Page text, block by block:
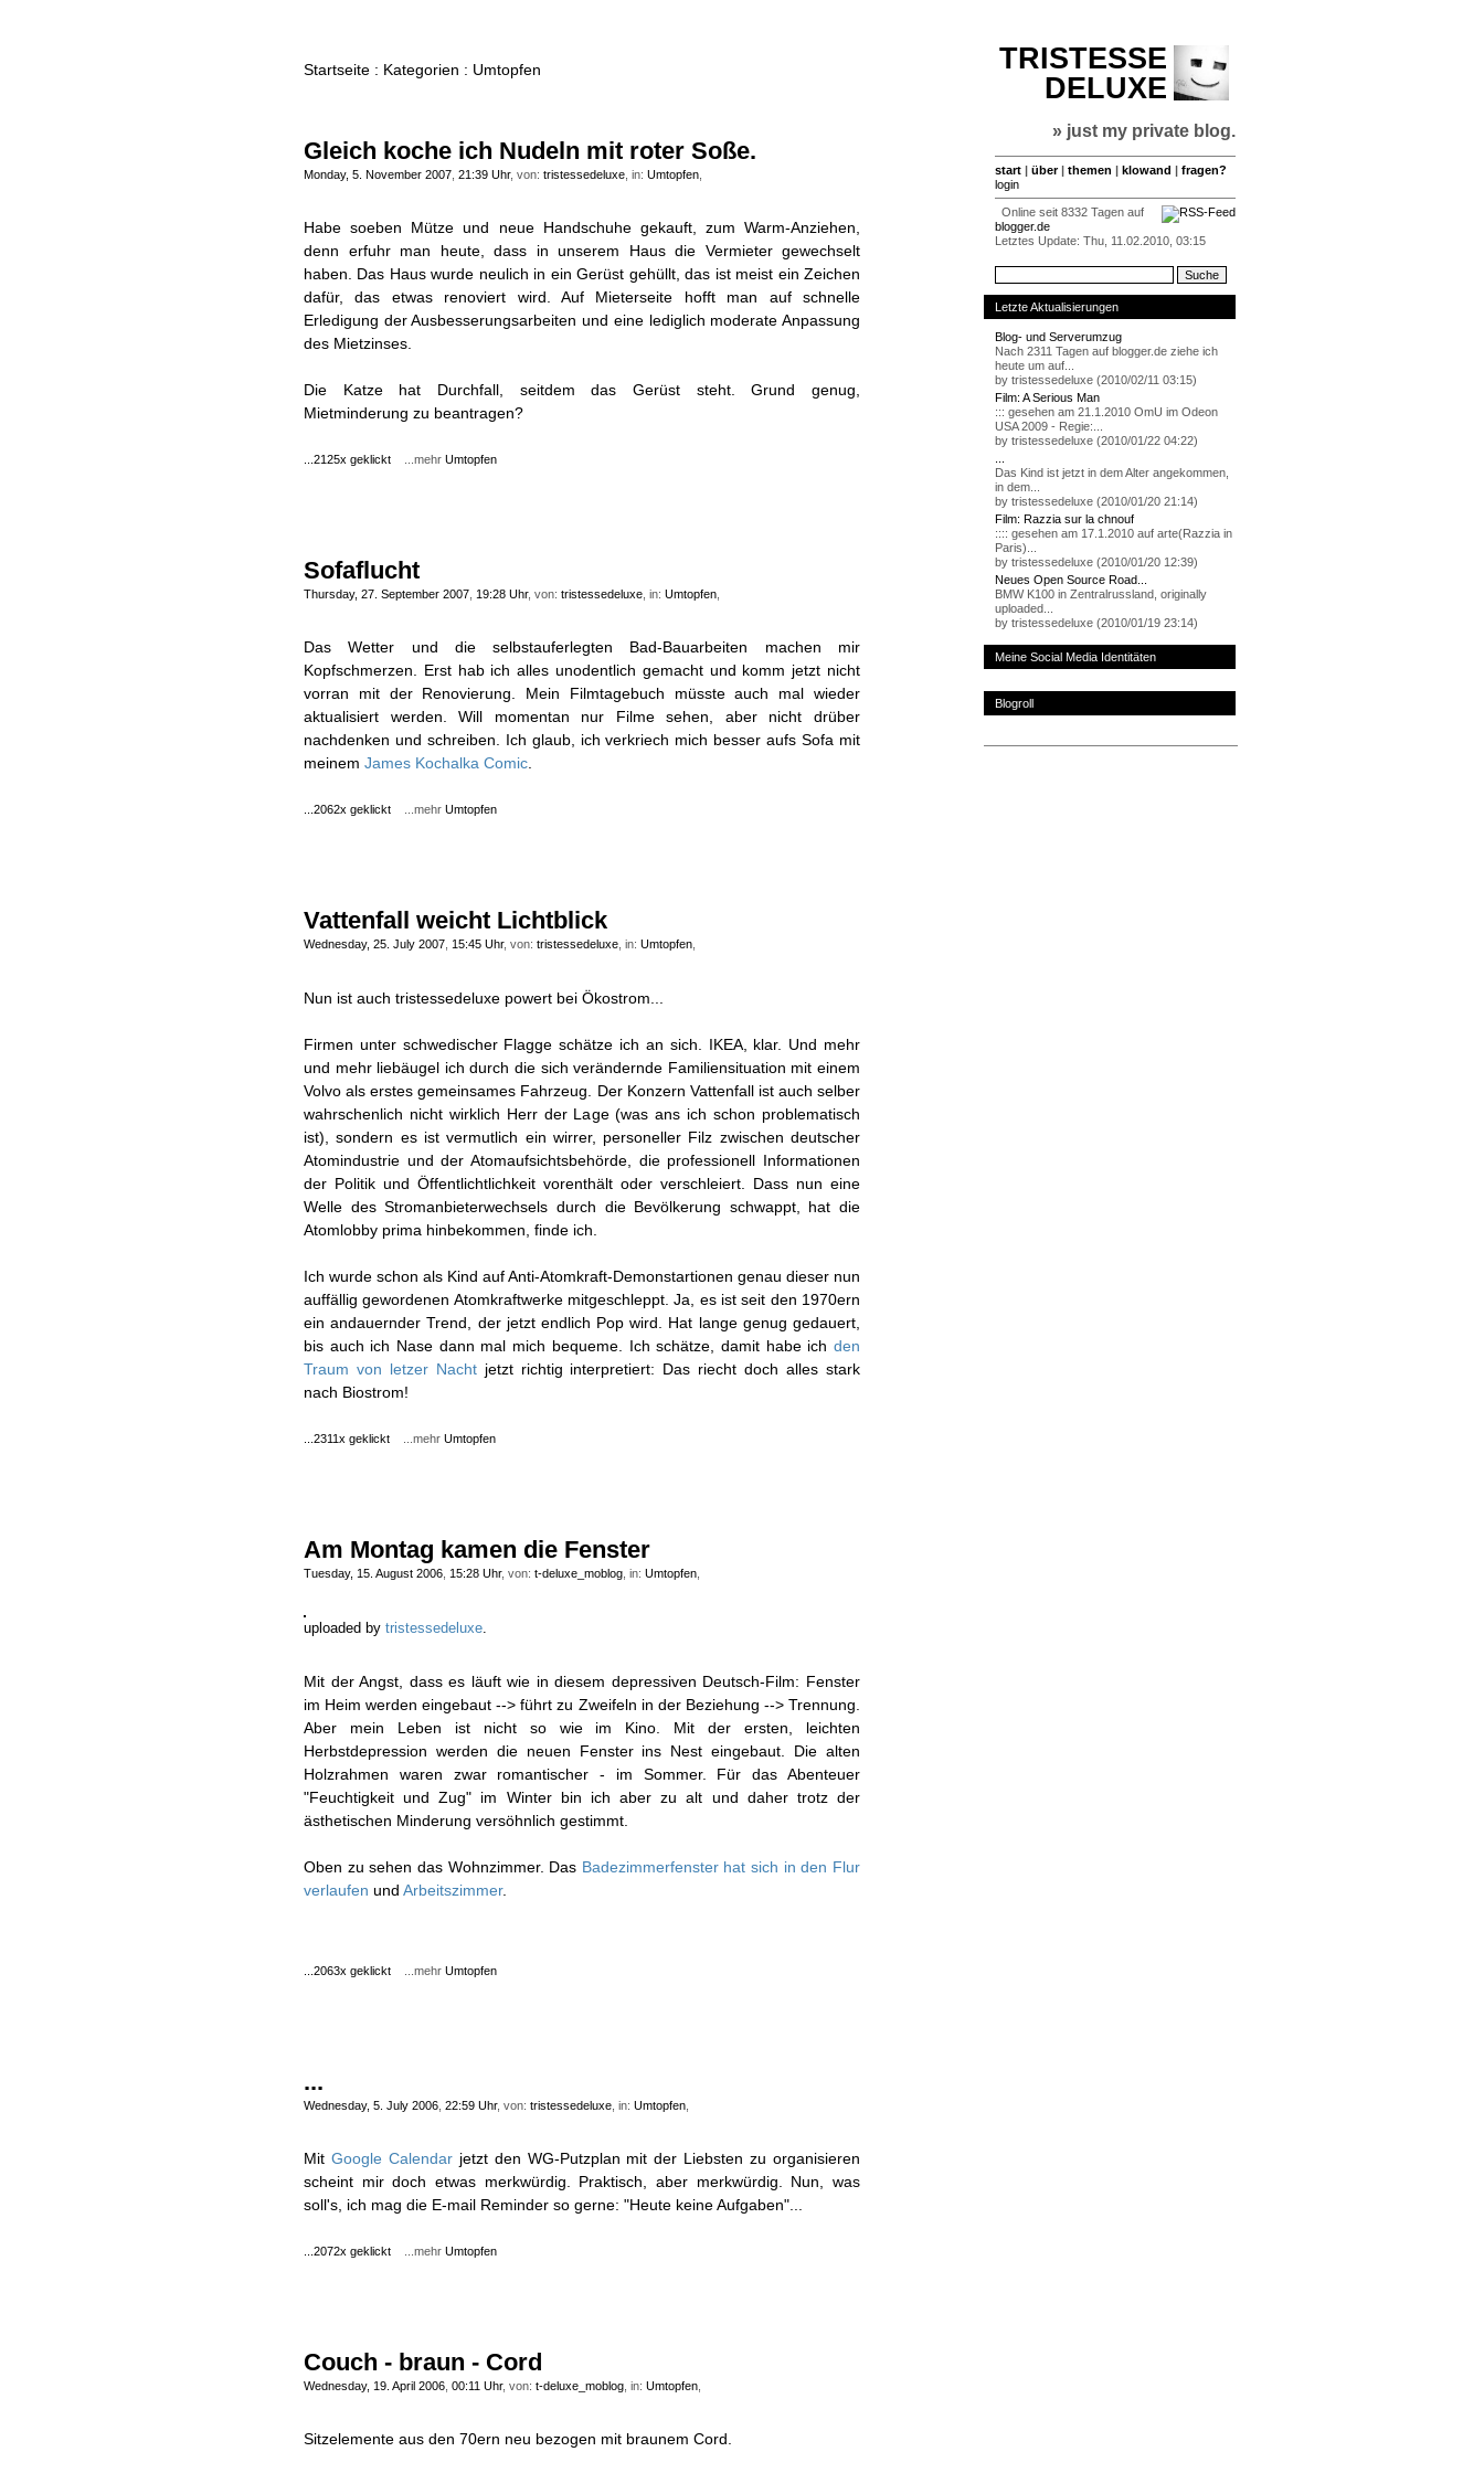
Startseite : Kategorien : Umtopfen
Gleich koche ich Nudeln mit roter Soße.
Monday, 5. November 2007 21:39 Uhr, von: tristessedeluxe , in: Umtopfen
Habe soeben Mütze und neue Handschuhe gekauft, zum Warm-Anziehen,
denn erfuhr man heute, dass in unserem Haus die Vermieter gewechselt
haben. Das Haus wurde neulich in ein Gerüst gehüllt, das ist meist ein Zeichen
dafür, das etwas renoviert wird. Auf Mieterseite hofft man auf schnelle
Erledigung der Ausbesserungsarbeiten und eine lediglich moderate Anpassung
des Mietzinses.
Die Katze hat Durchfall, seitdem das Gerüst steht. Grund genug,
Mietminderung zu beantragen?
...2125x geklickt ...mehr Umtopfen
Sofaflucht
Thursday, 27. September 2007 19:28 Uhr, von: tristessedeluxe , in: Umtopfen
Das Wetter und die selbstauferlegten Bad-Bauarbeiten machen mir
Kopfschmerzen. Erst hab ich alles unodentlich gemacht und komm jetzt nicht
vorran mit der Renovierung. Mein Filmtagebuch müsste auch mal wieder
aktualisiert werden. Will momentan nur Filme sehen, aber nicht drüber
nachdenken und schreiben. Ich glaub, ich verkriech mich besser aufs Sofa mit
meinem James Kochalka Comic
...2062x geklickt ...mehr Umtopfen
Vattenfall weicht Lichtblick
Wednesday, 25. July 2007 15:45 Uhr, von: tristessedeluxe , in: Umtopfen
Nun ist auch tristessedeluxe powert bei Ökostrom...
Firmen unter schwedischer Flagge schätze ich an sich. IKEA, klar. Und mehr
und mehr liebäugel ich durch die sich verändernde Familiensituation mit einem
Volvo als erstes gemeinsames Fahrzeug. Der Konzern Vattenfall ist auch selber
wahrschenlich nicht wirklich Herr der Lage (was ans ich schon problematisch
ist), sondern es ist vermutlich ein wirrer, personeller Filz zwischen deutscher
Atomindustrie und der Atomaufsichtsbehörde, die professionell Informationen
der Politik und Öffentlichtlichkeit vorenthält oder verschleiert. Dass nun eine
Welle des Stromanbieterwechsels durch die Bevölkerung schwappt, hat die
Atomlobby prima hinbekommen, finde ich.
Ich wurde schon als Kind auf Anti-Atomkraft-Demonstartionen genau dieser nun
auffällig gewordenen Atomkraftwerke mitgeschleppt. Ja, es ist seit den 1970ern
ein andauernder Trend, der jetzt endlich Pop wird. Hat lange genug gedauert,
bis auch ich Nase dann mal mich bequeme. Ich schätze, damit habe ich den
Traum von letzer Nachtjetzt richtig interpretiert: Das riecht doch alles stark
nach Biostrom!
...2311x geklickt ...mehr Umtopfen
Am Montag kamen die Fenster
Tuesday, 15. August 2006 15:28 Uhr, von: t-deluxe_moblog , in: Umtopfen
uploaded by tristessedeluxe.
Mit der Angst, dass es läuft wie in diesem depressiven Deutsch-Film: Fenster
im Heim werden eingebaut --> führt zu Zweifeln in der Beziehung --> Trennung.
Aber mein Leben ist nicht so wie im Kino. Mit der ersten, leichten
Herbstdepression werden die neuen Fenster ins Nest eingebaut. Die alten
Holzrahmen waren zwar romantischer - im Sommer. Für das Abenteuer
"Feuchtigkeit und Zug" im Winter bin ich aber zu alt und daher trotz der
ästhetischen Minderung versöhnlich gestimmt.
Oben zu sehen das Wohnzimmer. Das Badezimmerfenster hat sich in den Flur
verlaufen und Arbeitszimmer.
...2063x geklickt ...mehr Umtopfen
...
Wednesday, 5. July 2006 22:59 Uhr, von: tristessedeluxe , in: Umtopfen
Mit Google Calendarjetzt den WG-Putzplan mit der Liebsten zu organisieren
scheint mir doch etwas merkwürdig. Praktisch, aber merkwürdig. Nun, was
soll's, ich mag die E-mail Reminder so gerne: "Heute keine Aufgaben"...
...2072x geklickt ...mehr Umtopfen
Couch - braun - Cord
Wednesday, 19. April 2006 00:11 Uhr, von: t-deluxe_moblog , in: Umtopfen
Sitzelemente aus den 70ern neu bezogen mit braunem Cord.
TRISTESSE
DELUXE
» just my private blog.
start | über| themen | klowand | fragen?
login
Online seit 8332 Tagen auf
blogger.de
Letztes Update: Thu, 11.02.2010, 03:15
Letzte Aktualisierungen
Blog- und Serverumzug
Nach 2311 Tagen auf blogger.de ziehe ich
heute um auf...
by tristessedeluxe (2010/02/11 03:15)
Film: A Serious Man
::: gesehen am 21.1.2010 OmU im Odeon
USA 2009 - Regie:...
by tristessedeluxe (2010/01/22 04:22)
Das Kind ist jetzt in dem Alter angekommen,
in dem...
by tristessedeluxe (2010/01/20 21:14)
Film: Razzia sur la chnouf
:::: gesehen am 17.1.2010 auf arte(Razzia in
Paris)...
by tristessedeluxe (2010/01/20 12:39)
Neues Open Source Road...
BMW K100 in Zentralrussland, originally
uploaded...
by tristessedeluxe (2010/01/19 23:14)
Meine Social Media Identitäten
Blogroll